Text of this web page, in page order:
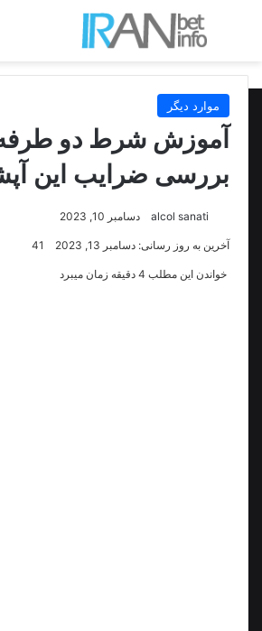
جستجو برای
موارد دیگر
آموزش شرط دو طرفه
بررسی ضرایب این
alcol sanati دسامبر 10, 2023
آخرین به روز رسانی: دسامبر 13, 2023 41
خواندن این مطلب 4 دقیقه زمان میبرد